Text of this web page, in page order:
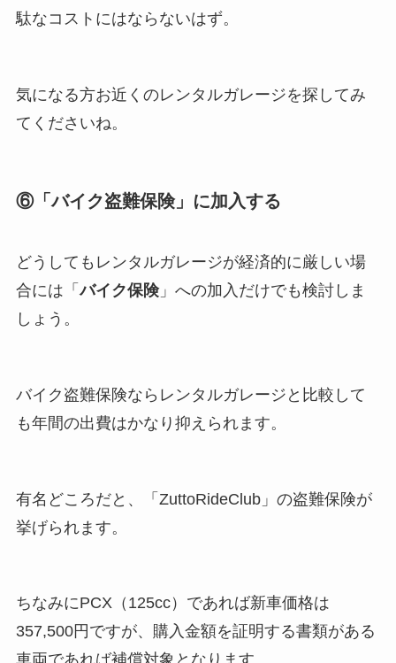
駄なコストにはならないはず。
気になる方お近くのレンタルガレージを探してみ
てくださいね。
⑥「バイク盗難保険」に加入する
どうしてもレンタルガレージが経済的に厳しい場
合には「バイク保険」への加入だけでも検討しま
しょう。
バイク盗難保険ならレンタルガレージと比較して
も年間の出費はかなり抑えられます。
有名どころだと、「ZuttoRideClub」の盗難保険が
挙げられます。
ちなみにPCX（125cc）であれば新車価格は
357,500円ですが、購入金額を証明する書類がある